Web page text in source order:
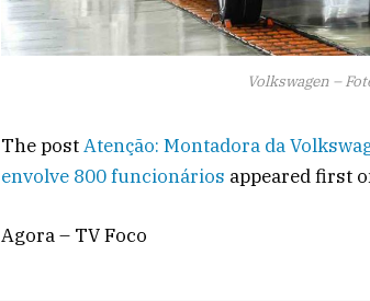
Volkswagen –
The postAtenção: Montadora da
envolve 800 funcionários appeared first
Agora – TV Foco